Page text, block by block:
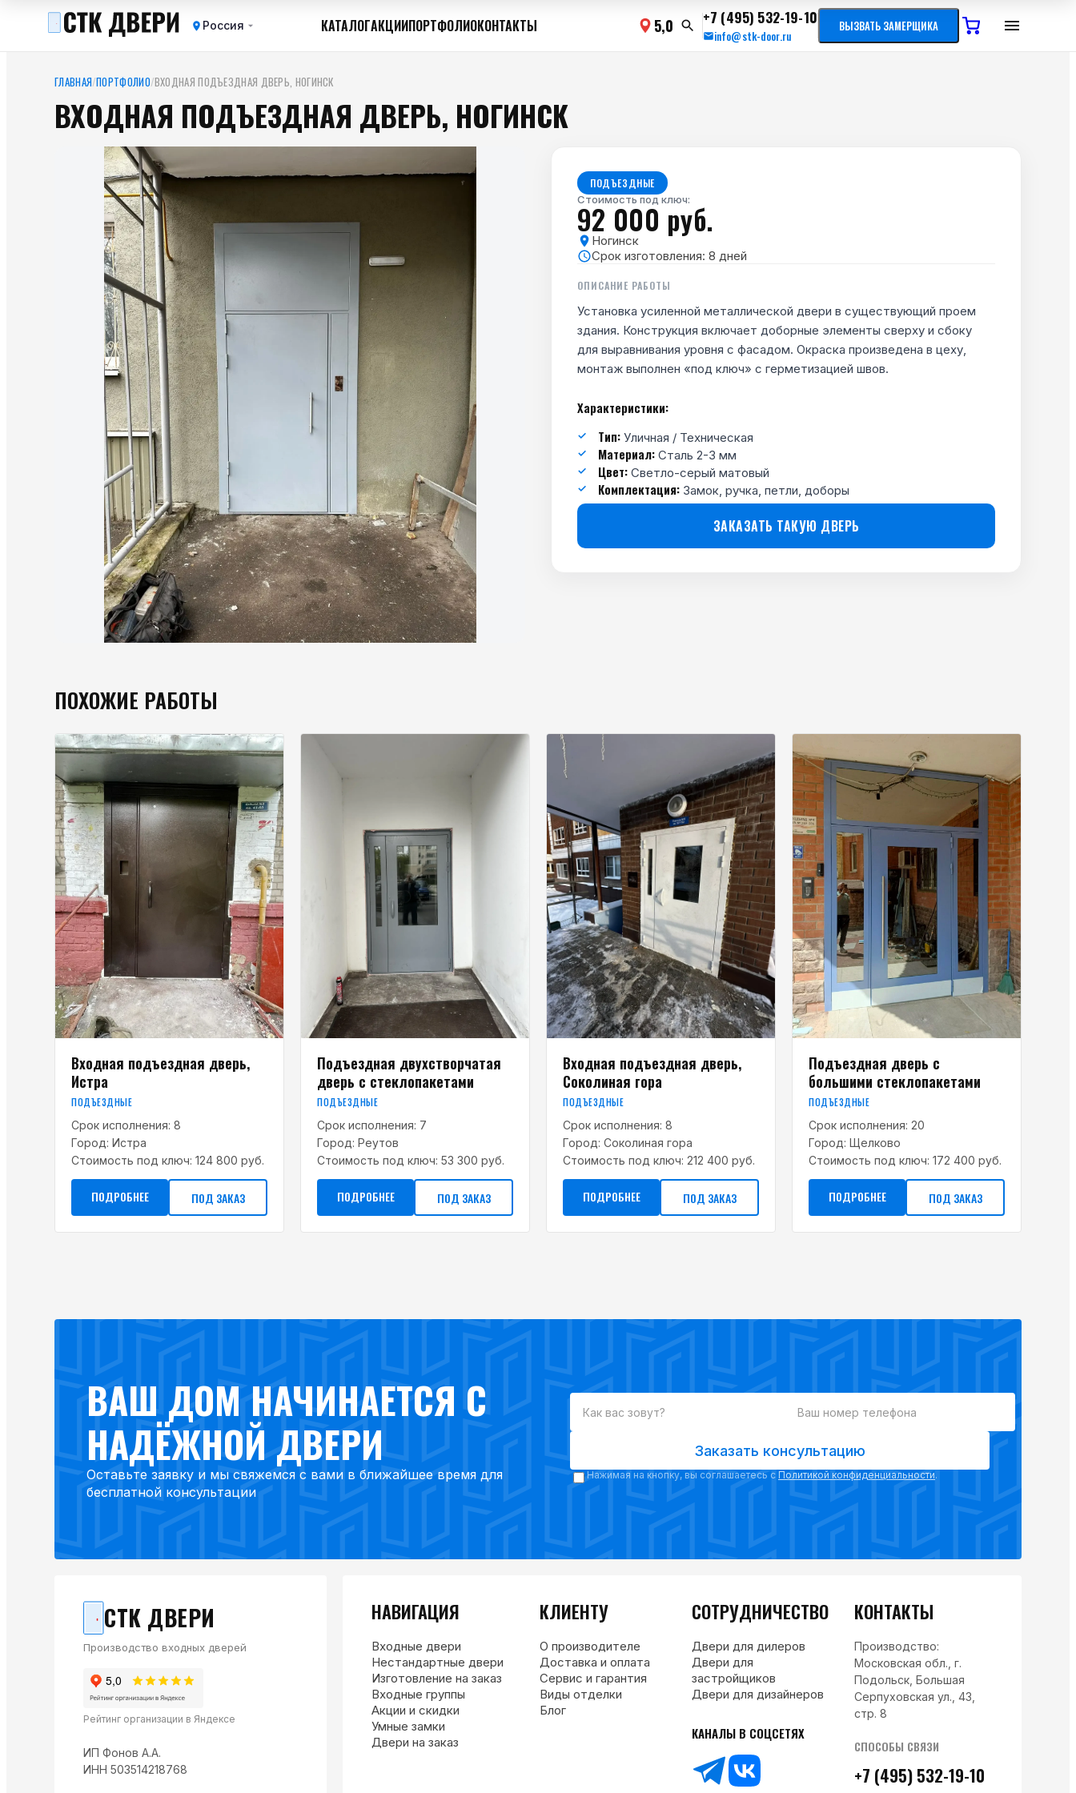
Россия КАТАЛОГАКЦИИПОРТФОЛИОКОНТАКТЫ 5,0 +7 (495) 532-19-10
info@stk-door.ru
ВЫЗВАТЬ ЗАМЕРЩИКА
ГЛАВНАЯ/ПОРТФОЛИО/ВХОДНАЯ ПОДЪЕЗДНАЯ ДВЕРЬ, НОГИНСК
ВХОДНАЯ ПОДЪЕЗДНАЯ ДВЕРЬ, НОГИНСК
ПОДЪЕЗДНЫЕ
Стоимость под ключ:
92 000 руб.
Ногинск
Срок изготовления: 8 дней
ОПИСАНИЕ РАБОТЫ
Установка усиленной металлической двери в существующий проем
здания. Конструкция включает доборные элементы сверху и сбоку
для выравнивания уровня с фасадом. Окраска произведена в цеху,
монтаж выполнен «под ключ» с герметизацией швов.
Характеристики:
Тип: Уличная / Техническая
Материал: Сталь 2-3 мм
Цвет: Светло-серый матовый
Комплектация: Замок, ручка, петли, доборы
ЗАКАЗАТЬ ТАКУЮ ДВЕРЬ
ПОХОЖИЕ РАБОТЫ
Входная подъездная дверь,
Истра
ПОДЪЕЗДНЫЕ
Срок исполнения: 8
Город: Истра
Стоимость под ключ: 124 800 руб.
ПОДРОБНЕЕ ПОД ЗАКАЗ
Подъездная двухстворчатая
дверь с стеклопакетами
ПОДЪЕЗДНЫЕ
Срок исполнения: 7
Город: Реутов
Стоимость под ключ: 53 300 руб.
ПОДРОБНЕЕ ПОД ЗАКАЗ
Входная подъездная дверь,
Соколиная гора
ПОДЪЕЗДНЫЕ
Срок исполнения: 8
Город: Соколиная гора
Стоимость под ключ: 212 400 руб.
ПОДРОБНЕЕ ПОД ЗАКАЗ
Подъездная дверь с
большими стеклопакетами
ПОДЪЕЗДНЫЕ
Срок исполнения: 20
Город: Щелково
Стоимость под ключ: 172 400 руб.
ПОДРОБНЕЕ ПОД ЗАКАЗ
ВАШ ДОМ НАЧИНАЕТСЯ С
НАДЁЖНОЙ ДВЕРИ
Оставьте заявку и мы свяжемся с вами в ближайшее время для
бесплатной консультации
Заказать консультацию
Нажимая на кнопку, вы соглашаетесь с Политикой конфиденциальности.
СТК ДВЕРИ
Производство входных дверей
Рейтинг организации в Яндексе
ИП Фонов А.А.
ИНН 503514218768
НАВИГАЦИЯ
Входные двери
Нестандартные двери
Изготовление на заказ
Входные группы
Акции и скидки
Умные замки
Двери на заказ
КЛИЕНТУ
О производителе
Доставка и оплата
Сервис и гарантия
Виды отделки
Блог
СОТРУДНИЧЕСТВО
Двери для дилеров
Двери для
застройщиков
Двери для дизайнеров
КАНАЛЫ В СОЦСЕТЯХ
КОНТАКТЫ
Производство:
Московская обл., г.
Подольск, Большая
Серпуховская ул., 43,
стр. 8
СПОСОБЫ СВЯЗИ
+7 (495) 532-19-10